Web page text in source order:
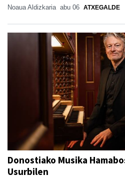
Noaua Aldizkaria abu 06 ATXEGALDE
Donostiako Musika
Usurbilen